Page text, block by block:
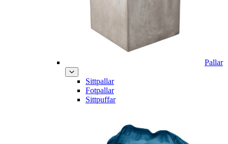
Pallar
Sittpallar
Fotpallar
Sittpuffar